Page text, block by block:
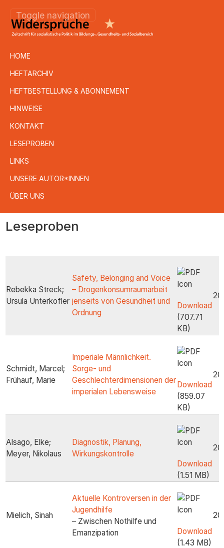
Toggle navigation
HOME
HEFTARCHIV
HEFTBESTELLUNG & ABONNEMENT
HINWEISE
KONTAKT
LESEPROBEN
LINKS
UNSERE AUTOR*INNEN
ÜBER UNS
zum
Leseproben
Rebekka Streck;
Ursula Unterkofler
Safety, Belonging and Voice
– Drogenkonsumraumarbeit
jenseits von Gesundheit und
Ordnung
Download
(707.71
KB)
Schmidt, Marcel;
Frühauf, Marie
Imperiale Männlichkeit.
Sorge- und
Geschlechterdimensionen der
imperialen Lebensweise
Download
(859.07
KB)
Alsago, Elke;
Meyer, Nikolaus
Diagnostik, Planung,
Wirkungskontrolle
Download
(1.51 MB)
Mielich, Sinah
Aktuelle Kontroversen in der
Jugendhilfe
– Zwischen Nothilfe und
Emanzipation
Download
(1.43 MB)